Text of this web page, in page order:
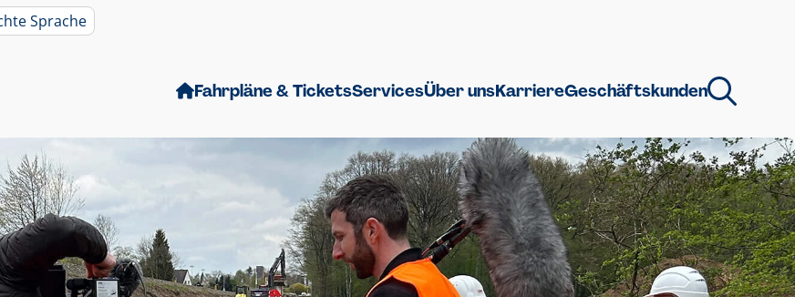
Sprache
Fahrpläne & TicketsServicesÜber unsKarriereGeschäftskunden